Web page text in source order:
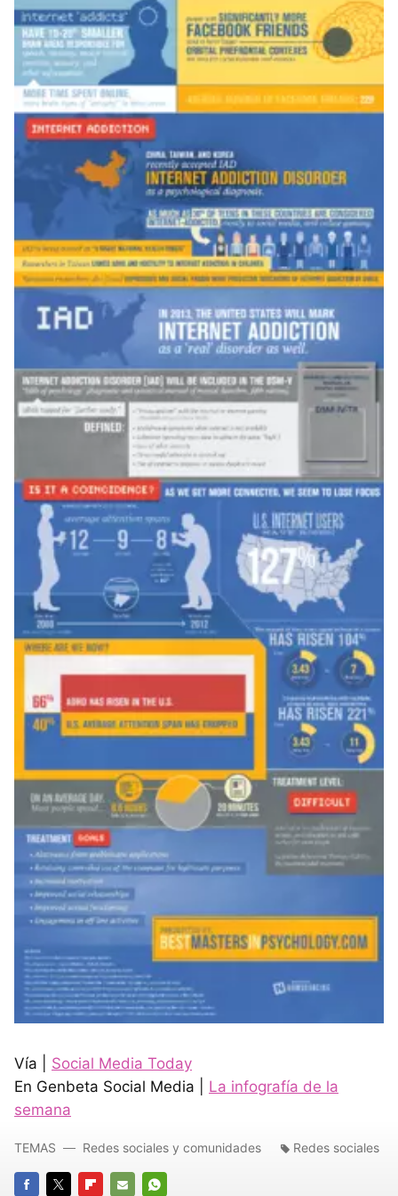
Vía | Social Media Today
En Genbeta Social Media | La infografía de la
semana
TEMAS Redes sociales y comunidades Redes sociales